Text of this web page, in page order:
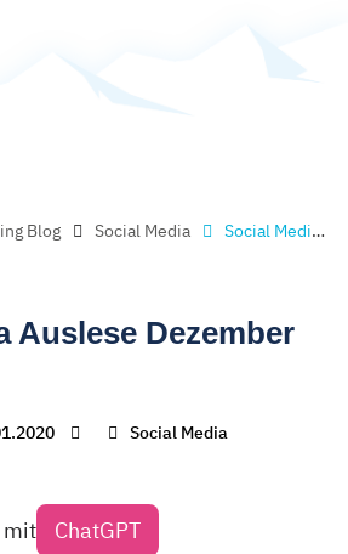
Blog Social Media Social Media Auslese Dezember 2019
Auslese Dezember
Social Media
mit ChatGPT